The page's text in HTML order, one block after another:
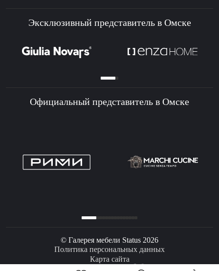
Эксклюзивный представитель в Омске
Официальный представитель в Омске
© Галерея мебели Status 2026
Политика персональных данных
Карта сайта